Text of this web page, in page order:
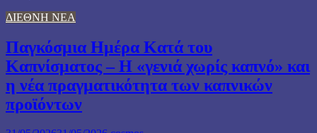
ΔΙΕΘΝΗ ΝΕΑ
Παγκόσμια Ημέρα Κατά του
Καπνίσματος – Η «γενιά χωρίς καπνό» και
η νέα πραγματικότητα των καπνικών
προϊόντων